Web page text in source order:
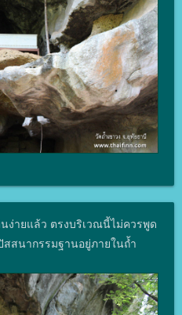
ง่ายแล้ว ตรงบริเวณนี้ไม่ควรพูด
สสนากรรมฐานอยู่ภายในถ้ำ